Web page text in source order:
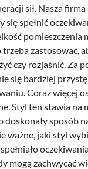
sił. Nasza
się spełnić
pomieszczenia
trzeba zastosować,
czy rozjaśnić. Za
się bardziej
Coraz więcej
Styl ten stawia na
doskonały sposób
ważne, jaki styl
mogą zachwycać